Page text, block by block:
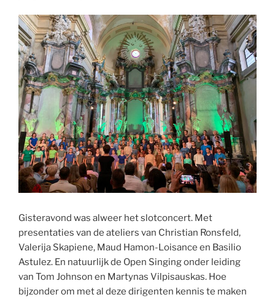
Gisteravond was alweer het slotconcert. Met
presentaties van de ateliers van Christian Ronsfeld,
Valerija Skapiene, Maud Hamon-Loisance en Basilio
Astulez. En natuurlijk de Open Singing onder leiding
van Tom Johnson en Martynas Vilpisauskas. Hoe
bijzonder om met al deze dirigenten kennis te maken